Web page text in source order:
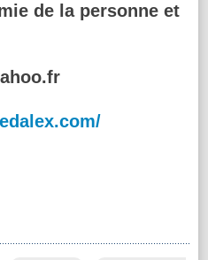
de la personne et